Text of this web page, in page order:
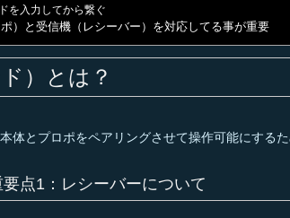
を入力してから繋ぐ
）と受信機（レシーバー）を対応してる事が重要
）とは？
体とプロポをペアリングさせて操作可能にする
点1：レシーバーについて